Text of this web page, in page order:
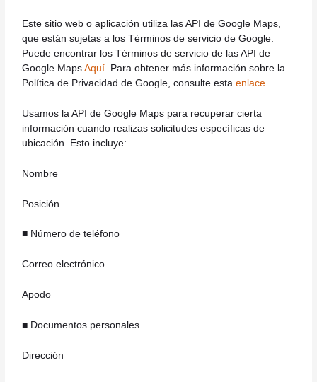
Este sitio web o aplicación utiliza las API de Google Maps,
que están sujetas a los Términos de servicio de Google.
Puede encontrar los Términos de servicio de las API de
Google MapsAquí . Para obtener más información sobre la
Política de Privacidad de Google, consulte estaenlace
Usamos la API de Google Maps para recuperar cierta
información cuando realizas solicitudes específicas de
ubicación. Esto incluye:
Nombre
Posición
■ Número de teléfono
Correo electrónico
Apodo
■ Documentos personales
Dirección